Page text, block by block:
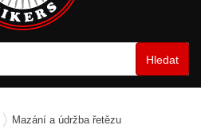
Hledat
Mazání a údržba řetězu